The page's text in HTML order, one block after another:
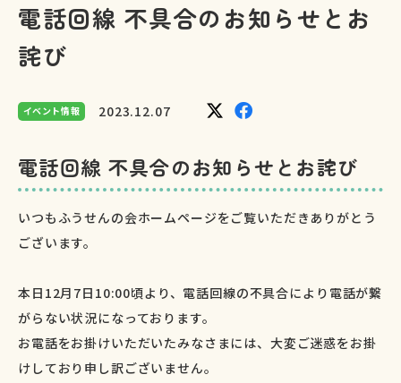
電話回線 不具合のお知らせとお
詫び
イベント情報 2023.12.07
電話回線 不具合のお知らせとお詫び
いつもふうせんの会ホームページをご覧いただきありがとう
ございます。
本日12月7日10:00頃より、電話回線の不具合により電話が繋
がらない状況になっております。
お電話をお掛けいただいたみなさまには、大変ご迷惑をお掛
けしており申し訳ございません。